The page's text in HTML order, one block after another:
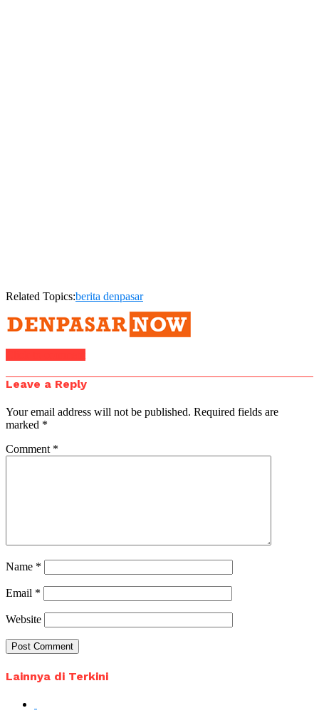
Related Topics:berita denpasar
Leave a Reply
Your email address will not be published. Required fields are
marked *
Comment *
Name *
Email *
Website
Lainnya di Terkini